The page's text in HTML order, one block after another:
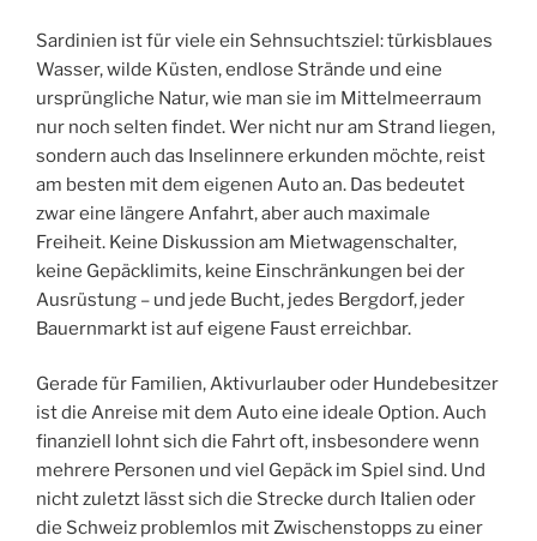
Sardinien ist für viele ein Sehnsuchtsziel: türkisblaues
Wasser, wilde Küsten, endlose Strände und eine
ursprüngliche Natur, wie man sie im Mittelmeerraum
nur noch selten findet. Wer nicht nur am Strand liegen,
sondern auch das Inselinnere erkunden möchte, reist
am besten mit dem eigenen Auto an. Das bedeutet
zwar eine längere Anfahrt, aber auch maximale
Freiheit. Keine Diskussion am Mietwagenschalter,
keine Gepäcklimits, keine Einschränkungen bei der
Ausrüstung – und jede Bucht, jedes Bergdorf, jeder
Bauernmarkt ist auf eigene Faust erreichbar.
Gerade für Familien, Aktivurlauber oder Hundebesitzer
ist die Anreise mit dem Auto eine ideale Option. Auch
finanziell lohnt sich die Fahrt oft, insbesondere wenn
mehrere Personen und viel Gepäck im Spiel sind. Und
nicht zuletzt lässt sich die Strecke durch Italien oder
die Schweiz problemlos mit Zwischenstopps zu einer